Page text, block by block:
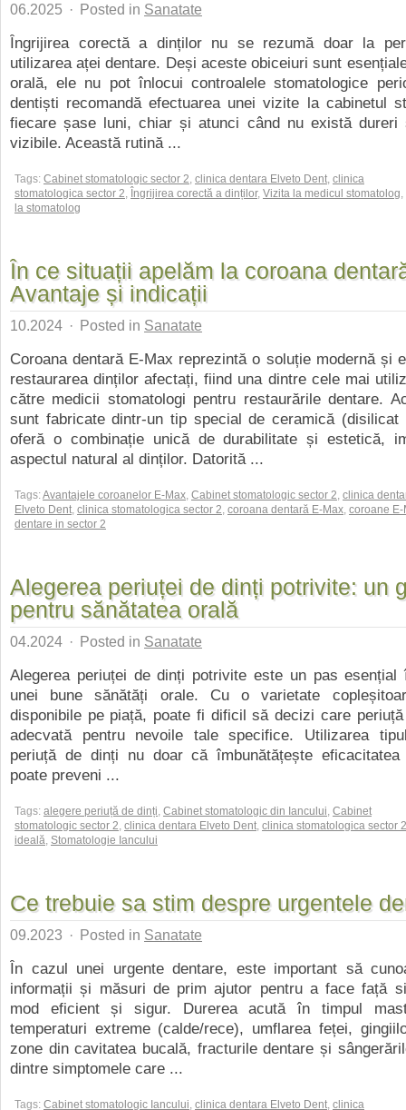
06.2025 · Posted in Sanatate
Îngrijirea corectă a dinților nu se rezumă doar la
utilizarea aței dentare. Deși aceste obiceiuri sunt
orală, ele nu pot înlocui controalele stomatologice
dentiști recomandă efectuarea unei vizite la cabinetul
fiecare șase luni, chiar și atunci când nu există dureri
vizibile. Această rutină ...
Tags: Cabinet stomatologic sector 2, clinica dentara Elveto Dent, clinica
stomatologica sector 2, Îngrijirea corectă a dinților, Vizita la medicul stomatolog,
la stomatolog
În ce situații apelăm la coroana
Avantaje și indicații
10.2024 · Posted in Sanatate
Coroana dentară E-Max reprezintă o soluție modernă și
restaurarea dinților afectați, fiind una dintre cele mai
către medicii stomatologi pentru restaurările dentare.
sunt fabricate dintr-un tip special de ceramică
oferă o combinație unică de durabilitate și estetică,
aspectul natural al dinților. Datorită ...
Tags:Avantajele coroanelor E-Max, Cabinet stomatologic sector 2, clinica
Elveto Dent, clinica stomatologica sector 2, coroana dentară E-Max, coroane E-
dentare in sector 2
Alegerea periuței de dinți potrivite: un
pentru sănătatea orală
04.2024 · Posted in Sanatate
Alegerea periuței de dinți potrivite este un pas esențial
unei bune sănătăți orale. Cu o varietate
disponibile pe piață, poate fi dificil să decizi care
adecvată pentru nevoile tale specifice. Utilizarea
periuță de dinți nu doar că îmbunătățește
poate preveni ...
Tags: alegere periuță de dinți, Cabinet stomatologic din Iancului, Cabinet
stomatologic sector 2, clinica dentara Elveto Dent, clinica stomatologica sector 2
ideală, Stomatologie Iancului
Ce trebuie sa stim despre urgentele
09.2023 · Posted in Sanatate
În cazul unei urgente dentare, este important să
informații și măsuri de prim ajutor pentru a face față
mod eficient și sigur. Durerea acută în timpul
temperaturi extreme (calde/rece), umflarea feței,
zone din cavitatea bucală, fracturile dentare și
dintre simptomele care ...
Tags: Cabinet stomatologic Iancului, clinica dentara Elveto Dent, clinica